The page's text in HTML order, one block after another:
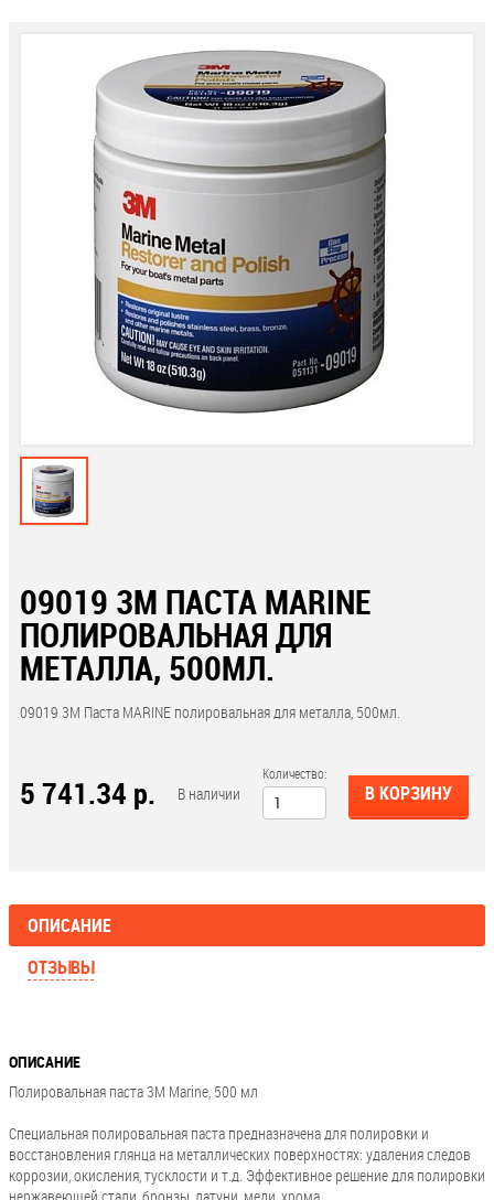
09019 3М ПАСТА MARINE
ПОЛИРОВАЛЬНАЯ ДЛЯ
МЕТАЛЛА, 500МЛ.
09019 3М Паста MARINE полировальная для металла, 500мл.
5 741.34 р. В наличии
Количество:
В КОРЗИНУ
ОПИСАНИЕ
ОТЗЫВЫ
ОПИСАНИЕ
Полировальная паста 3М Marine, 500 мл
Специальная полировальная паста предназначена для полировки и
восстановления глянца на металлических поверхностях: удаления следов
коррозии, окисления, тусклости и т.д. Эффективное решение для полировки